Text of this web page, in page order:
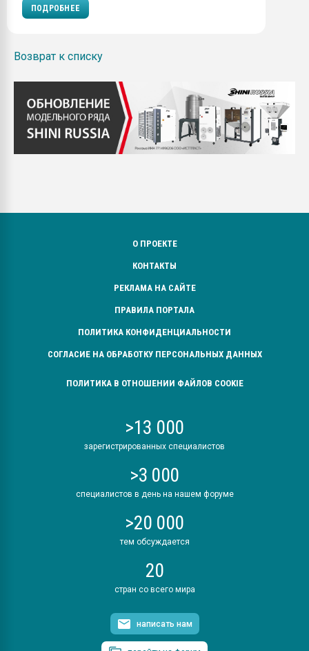
ПОДРОБНЕЕ
Возврат к списку
О ПРОЕКТЕ
КОНТАКТЫ
РЕКЛАМА НА САЙТЕ
ПРАВИЛА ПОРТАЛА
ПОЛИТИКА КОНФИДЕНЦИАЛЬНОСТИ
СОГЛАСИЕ НА ОБРАБОТКУ ПЕРСОНАЛЬНЫХ ДАННЫХ
ПОЛИТИКА В ОТНОШЕНИИ ФАЙЛОВ COOKIE
>13 000
зарегистрированных специалистов
>3 000
специалистов в день на нашем форуме
>20 000
тем обсуждается
20
стран со всего мира
написать нам